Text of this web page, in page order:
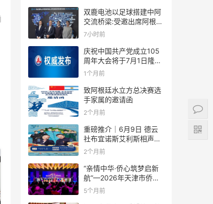
双鹿电池以足球搭建中阿
交流桥梁:受邀出席阿根廷
足协赞助商招待会！
7小时前
庆祝中国共产党成立105
周年大会将于7月1日隆重
举行
1个月前
致阿根廷水立方总决赛选
手家属的邀请函
2个月前
重磅推介｜6月9日 德云
社布宜诺斯艾利斯相声专
场！国风曲艺邂逅南美风
结！
2个月前
“亲情中华·侨心筑梦启新
航”—2026年天津市侨界
新春联谊活动成功举办
5个月前